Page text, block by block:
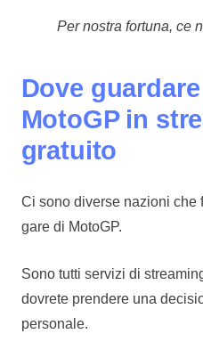
Per nostra fortuna, ce
Dove
MotoGP in
gratuito
Ci sono diverse nazioni che
gare di MotoGP.
Sono tutti servizi di
dovrete prendere una
personale.